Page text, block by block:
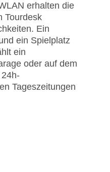
erhalten die
Tourdesk
Ein
ein Spielplatz
ein
oder auf dem
Tageszeitungen